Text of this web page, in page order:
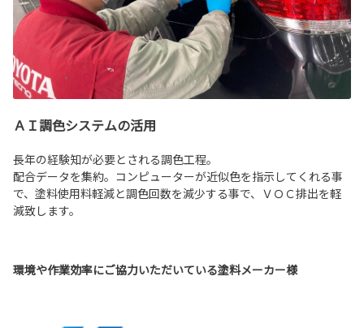
ＡＩ調色システムの活用
長年の経験知が必要とされる調色工程。
配合データを集約。コンピューターが近似色を指示してくれる事
で、塗料使用料軽減と調色回数を減少する事で、ＶＯＣ排出を軽
減致します。
環境や作業効率にご協力いただいている塗料メーカー様